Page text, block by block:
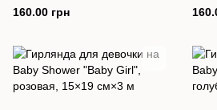
шт.
160.00 грн
шт.